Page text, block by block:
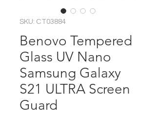
SKU: CT03884
Benovo Tempered
Glass UV Nano
Samsung Galaxy
S21 ULTRA Screen
Guard